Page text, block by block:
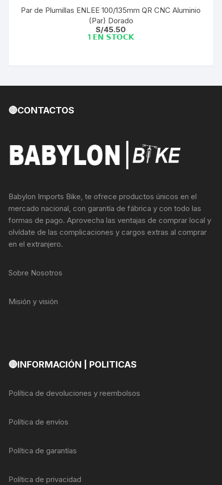
Par de Plumillas ENLEE 100/135mm QR CNC Aluminio
(Par) Dorado
S/45.50
1 𝗘𝗡 𝗦𝗧𝗢𝗖𝗞
🔴CONTACTOS
Babylon Imports Bike, te ofrece productos únicos en el
mercado nacional, con garantía de fábrica y con todo las
formas de pago. Aprovecha las ventajas de comprar local y
olvídate de las complicaciones y cargos extras al comprar
en el extranjero.
Sobre Nosotros
Misión y visión
🔴INFORMACIÓN | POLITICAS
Política de devoluciones y reembolsos
Política de envíos
Política de garantías
Política de privacidad